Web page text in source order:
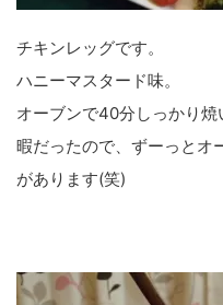
チキンレッグです。
ハニーマスタード味。
オーブンで40分しっかり焼
暇だったので、ずーっとオ
があります(笑)